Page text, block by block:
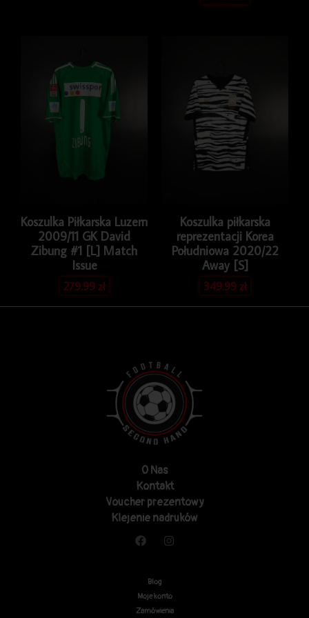
Koszulka Piłkarska Luzern
2009/11 GK David
Zibung #1 [L] Match
Issue
279.99zł
Koszulka piłkarska
reprezentacji Korea
Południowa 2020/22
Away [S]
349.99zł
O Nas
Kontakt
Voucher prezentowy
Klejenie nadruków
Blog
Moje konto
Zamówienia